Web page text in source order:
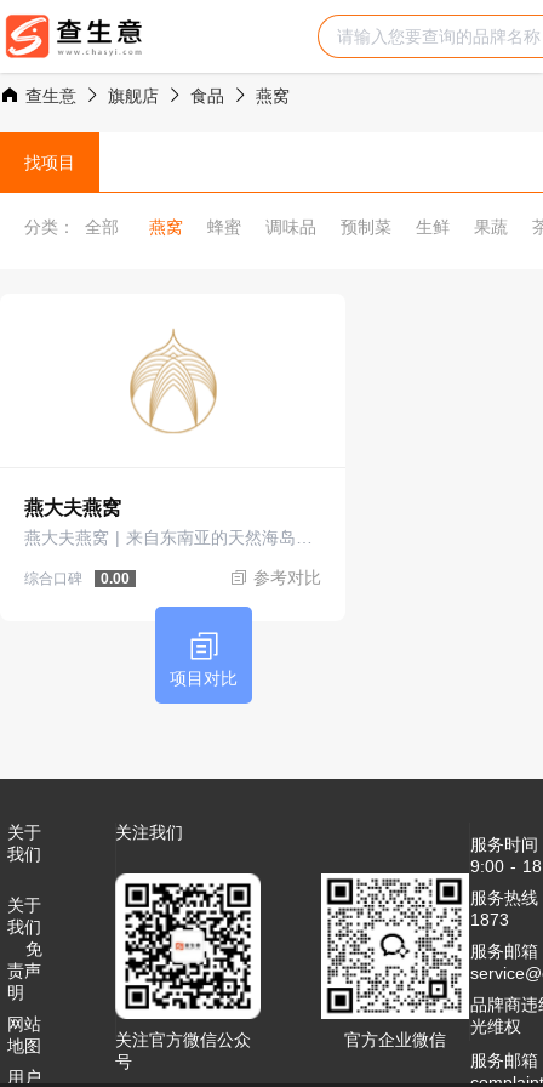
查生意 旗舰店 食品 燕窝
找项目
分类： 全部 燕窝 蜂蜜 调味品 预制菜 生鲜 果蔬
燕大夫燕窝
综合口碑 0.00 参考对比
项目对比
关于
我们
关于
我们
免
责声
明
网站
地图
用户
关注我们
关注官方微信公众
号
官方企业微信
服务时
9:00 -
服务热
1873
服务邮箱
品牌商违
光维权
服务邮箱